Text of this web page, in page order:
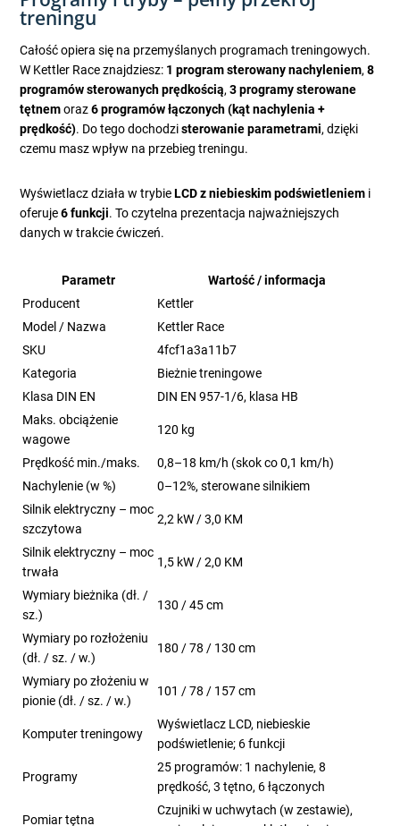
treningu
Całość opiera się na przemyślanych programach treningowych.
W Kettler Race znajdziesz: 1 program sterowany nachyleniem,8
programów sterowanych prędkością,3 programy sterowane
tętnemoraz6 programów łączonych (kąt nachylenia +
prędkość). Do tego dochodzisterowanie parametrami, dzięki
czemu masz wpływ na przebieg treningu.
Wyświetlacz działa w trybieLCD z niebieskim podświetleniem i
oferuje6 funkcji. To czytelna prezentacja najważniejszych
danych w trakcie ćwiczeń.
Parametr
Wartość / informacja
Producent
Kettler
Model / Nazwa
Kettler Race
SKU
4fcf1a3a11b7
Kategoria
Bieżnie treningowe
Klasa DIN EN
DIN EN 957-1/6, klasa HB
Maks. obciążenie
wagowe
120 kg
Prędkość min./maks.
0,8–18 km/h (skok co 0,1 km/h)
Nachylenie (w %)
0–12%, sterowane silnikiem
Silnik elektryczny – moc
szczytowa
2,2 kW / 3,0 KM
Silnik elektryczny – moc
trwała
1,5 kW / 2,0 KM
Wymiary bieżnika (dł. /
sz.)
130 / 45 cm
Wymiary po rozłożeniu
(dł. / sz. / w.)
180 / 78 / 130 cm
Wymiary po złożeniu w
pionie (dł. / sz. / w.)
101 / 78 / 157 cm
Komputer treningowy
Wyświetlacz LCD, niebieskie
podświetlenie; 6 funkcji
Programy
25 programów: 1 nachylenie, 8
prędkość, 3 tętno, 6 łączonych
Pomiar tętna
Czujniki w uchwytach (w zestawie),